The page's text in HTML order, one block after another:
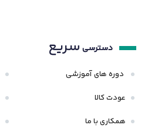
دسترسی سریع
دوره های آموزشی
عودت کالا
همکاری با ما